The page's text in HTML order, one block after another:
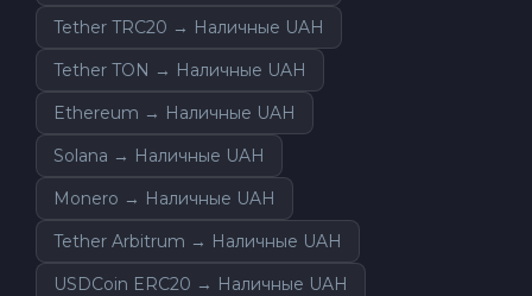
Tether TRC20 → Наличные UAH
Tether TON → Наличные UAH
Ethereum → Наличные UAH
Solana → Наличные UAH
Monero → Наличные UAH
Tether Arbitrum → Наличные UAH
USDCoin ERC20 → Наличные UAH